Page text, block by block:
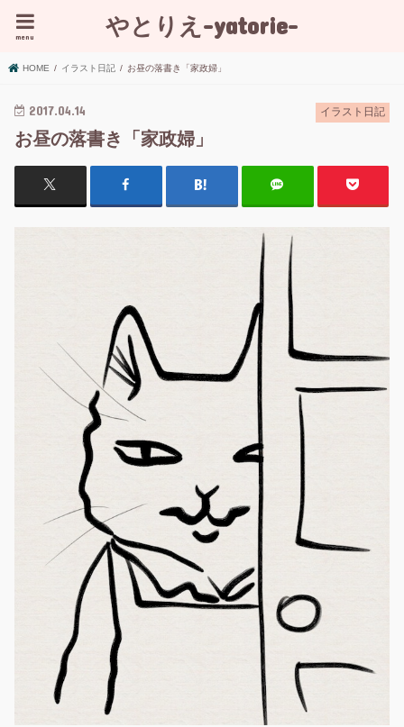
やとりえ-yatorie-
menu
HOME イラスト日記 お昼の落書き「家政婦」
イラスト日記
2017.04.14
お昼の落書き「家政婦」